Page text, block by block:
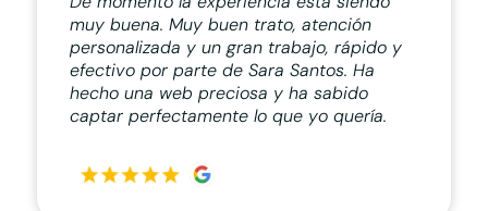
muy buena. Muy buen trato, atención
personalizada y un gran trabajo, rápido y
efectivo por parte de Sara Santos. Ha
hecho una web preciosa y ha sabido
captar perfectamente lo que yo quería.